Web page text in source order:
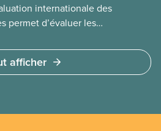
internationale des
permet d’évaluer les
afficher